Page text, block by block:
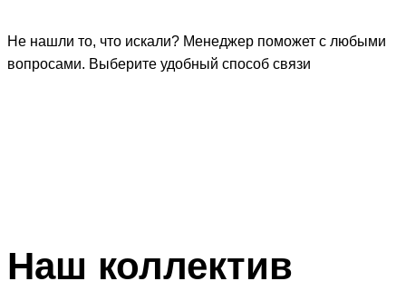
Не нашли то, что искали? Менеджер поможет с любыми
вопросами. Выберите удобный способ связи
Наш коллектив